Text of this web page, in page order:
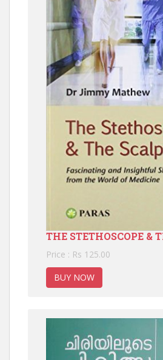
THE STETHOSCOPE &
Price : Rs 125.00
BUY NOW